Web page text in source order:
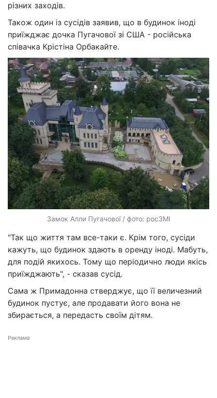
різних заходів.
Також один із сусідів заявив, що в будинок іноді
приїжджає дочка Пугачової зі США - російська
співачка Крістіна Орбакайте.
Замок Алли Пугачової / фото: росЗМІ
"Так що життя там все-таки є. Крім того, сусіди
кажуть, що будинок здають в оренду іноді. Мабуть,
для подій якихось. Тому що періодично люди якісь
приїжджають", - сказав сусід.
Сама ж Примадонна стверджує, що її величезний
будинок пустує, але продавати його вона не
збирається, а передасть своїм дітям.
Реклама